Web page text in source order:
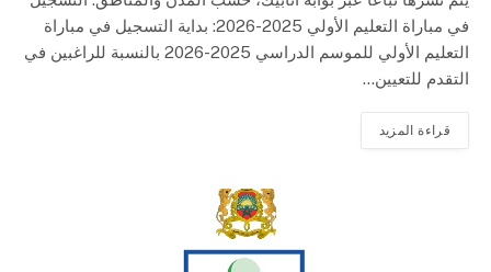
في مباراة التعليم الأولي 2025-2026: بداية التسجيل في مباراة
التعليم الأولي للموسم الدراسي 2025-2026 بالنسبة للراغبين في
التقدم للتعيين…
قراءة المزيد